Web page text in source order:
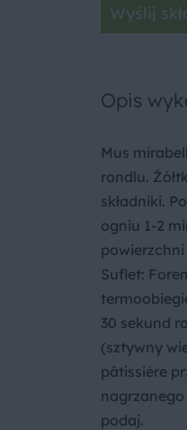
Wyślij
Opis
Mus
rondlu.
składniki.
ogniu 1-2
Suflet:
30 sekund
(sztywny
pâtissière
podaj.